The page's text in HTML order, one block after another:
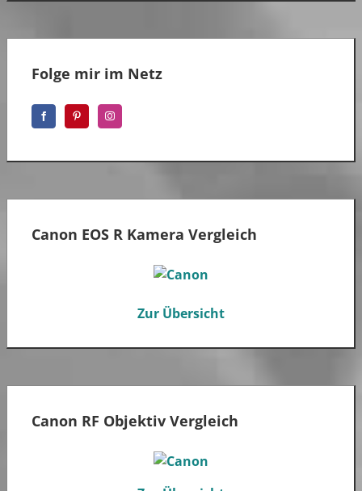
Folge mir im Netz
Canon EOS R Kamera Vergleich
Zur Übersicht
Canon RF Objektiv Vergleich